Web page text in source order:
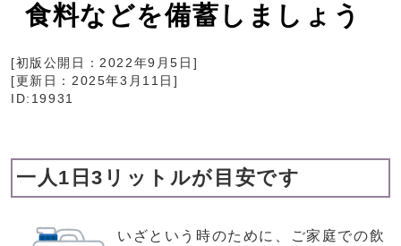
食料などを備蓄しましょう
[初版公開日：2022年9月5日 ]
[更新日： 2025年3月11日 ]
ID:19931
一人1日3リットルが目安です
いざという時のために、ご家庭での飲